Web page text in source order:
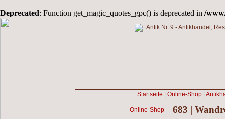
Deprecated: Function get_magic_quotes_gpc() is deprecated in /
Startseite Online-Shop
Online-Shop
683 |